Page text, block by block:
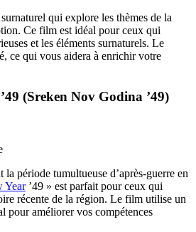
qui explore les thèmes de la
Ce film est idéal pour ceux qui
et les éléments surnaturels. Le
ce qui vous aidera à enrichir votre
’49 (Sreken Nov Godina ’49)
période tumultueuse d’après-guerre en
Year’49 » est parfait pour ceux qui
récente de la région. Le film utilise un
pour améliorer vos compétences